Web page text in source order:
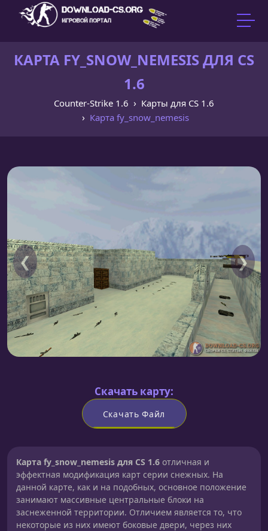
КАРТА FY_SNOW_NEMESIS ДЛЯ CS
1.6
Counter-Strike 1.6
Карты для CS 1.6
Карта fy_snow_nemesis
❮ ❯
Скачать карту:
Скачать Файл
Карта fy_snow_nemesis для CS 1.6 отличная и
эффектная модификация карт серии снежных. На
данной карте, как и на подобных, основное положение
занимают массивные центральные блоки на
заснеженной территории. Отличием является то, что
некоторые из них имеют боковые двери, через них